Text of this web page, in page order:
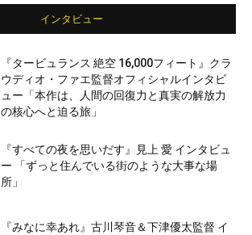
インタビュー
『タービュランス 絶空 16,000フィート』クラ
ウディオ・ファエ監督オフィシャルインタビ
ュー「本作は、人間の回復力と真実の解放力
の核心へと迫る旅」
『すべての夜を思いだす』見上 愛 インタビュ
ー 「ずっと住んでいる街のような大事な場
所」
『みなに幸あれ』古川琴音＆下津優太監督 イ